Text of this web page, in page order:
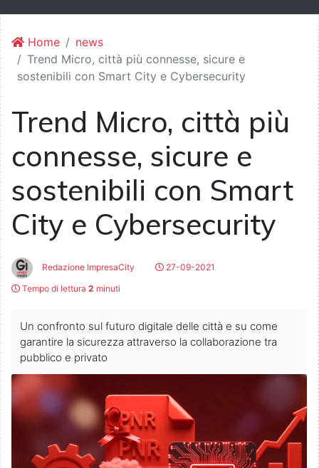
Home
news
Trend Micro, città più connesse, sicure e
sostenibili con Smart City e Cybersecurity
Trend Micro, città più
connesse, sicure e
sostenibili con Smart
City e Cybersecurity
Redazione ImpresaCity
27-09-2021
Tempo di lettura 2 minuti
Un confronto sul futuro digitale delle città e su come
garantire la sicurezza attraverso la collaborazione tra
pubblico e privato